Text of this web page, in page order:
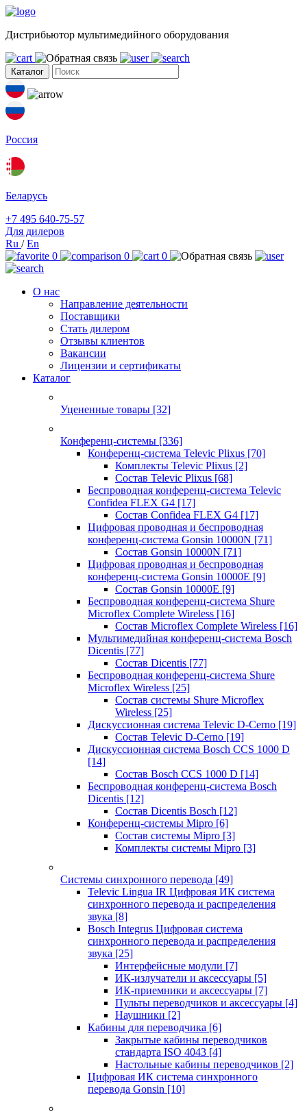
Дистрибьютор мультимедийного оборудования
Каталог
Россия
Беларусь
+7 495 640-75-57
Для дилеров
Ru /En
0
0 0
О нас
Направление деятельности
Поставщики
Стать дилером
Отзывы клиентов
Вакансии
Лицензии и сертификаты
Каталог
Уцененные товары [32]
Конференц-системы [336]
Конференц-система Televic Plixus [70]
Комплекты Televic Plixus [2]
Состав Televic Plixus [68]
Беспроводная конференц-система Televic
Confidea FLEX G4 [17]
Состав Confidea FLEX G4 [17]
Цифровая проводная и беспроводная
конференц-система Gonsin 10000N [71]
Состав Gonsin 10000N [71]
Цифровая проводная и беспроводная
конференц-система Gonsin 10000E [9]
Состав Gonsin 10000E [9]
Беспроводная конференц-система Shure
Microflex Complete Wireless [16]
Состав Microflex Complete Wireless [16]
Мультимедийная конференц-система Bosch
Dicentis [77]
Состав Dicentis [77]
Беспроводная конференц-система Shure
Microflex Wireless [25]
Состав системы Shure Microflex
Wireless [25]
Дискуссионная система Televic D-Cerno [19]
Состав Televic D-Cerno [19]
Дискуссионная система Bosch CCS 1000 D
[14]
Состав Bosch CCS 1000 D [14]
Беспроводная конференц-система Bosch
Dicentis [12]
Состав Dicentis Bosch [12]
Конференц-системы Mipro [6]
Состав системы Mipro [3]
Комплекты системы Mipro [3]
Системы синхронного перевода [49]
Televic Lingua IR Цифровая ИК система
синхронного перевода и распределения
звука [8]
Bosch Integrus Цифровая система
синхронного перевода и распределения
звука [25]
Интерфейсные модули [7]
ИК-излучатели и аксессуары [5]
ИК-приемники и аксессуары [7]
Пульты переводчиков и аксессуары [4]
Наушники [2]
Кабины для переводчика [6]
Закрытые кабины переводчиков
стандарта ISO 4043 [4]
Настольные кабины переводчиков [2]
Цифровая ИК система синхронного
перевода Gonsin [10]